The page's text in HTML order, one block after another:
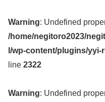
Warning: Undefined
/home/negitoro2023/
l/wp-content/plugins/
line 2322
Warning: Undefined